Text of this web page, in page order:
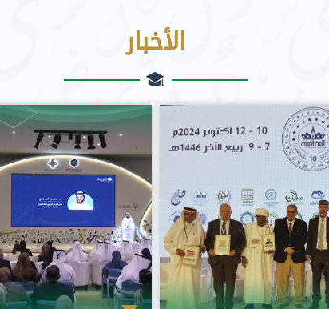
الأخبار